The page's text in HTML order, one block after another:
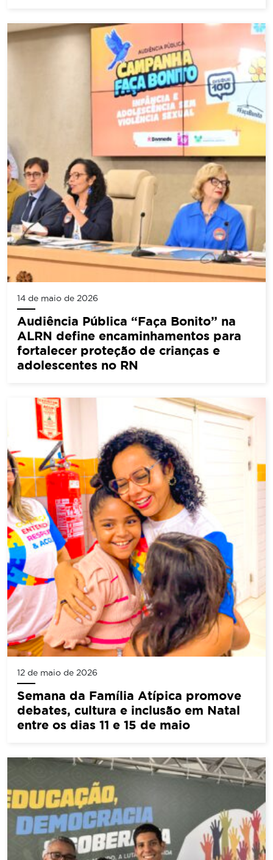
14 de maio de 2026
Audiência Pública “Faça Bonito” na
ALRN define encaminhamentos para
fortalecer proteção de crianças e
adolescentes no RN
12 de maio de 2026
Semana da Família Atípica promove
debates, cultura e inclusão em Natal
entre os dias 11 e 15 de maio